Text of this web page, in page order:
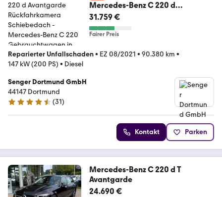
Mercedes-Benz C 220 d
Avantgarde Rückfahrkamera
Schiebedach
31.759 €
Fairer Preis
Reparierter Unfallschaden• EZ 08/2021 • 90.380 km •
147 kW (200 PS) • Diesel
Senger Dortmund GmbH
44147 Dortmund
4.5 Sterne
(31)
Kontakt Parken
Mercedes-Benz C 220 d T
Avantgarde
24.690 €